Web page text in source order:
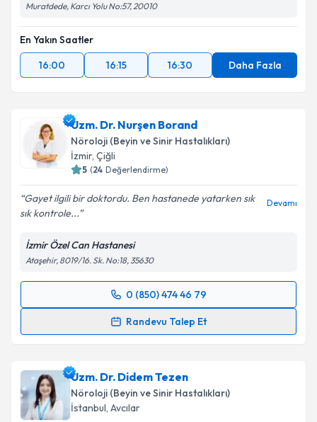
Muratdede, Karcı Yolu No:57, 20010
En Yakın Saatler
16:00
16:15 16:30 Daha Fazla
Uzm. Dr. Nurşen Borand
Nöroloji (Beyin ve Sinir Hastalıkları)
İzmir, Çiğli
5 (24 Değerlendirme)
Gayet ilgili bir doktordu. Ben hastanede yatarken sık
sık kontrole...
Devamı
İzmir Özel Can Hastanesi
Ataşehir, 8019/16. Sk. No:18, 35630
0 (850) 474 46 79
Randevu Talep Et
Randevu Takvimi Talebi
takvim hazırlandığında e-posta ile bilgilendireceğiz.
E-posta Adresiniz
Uzm. Dr. Didem Tezen
Nöroloji (Beyin ve Sinir Hastalıkları)
İstanbul, Avcılar